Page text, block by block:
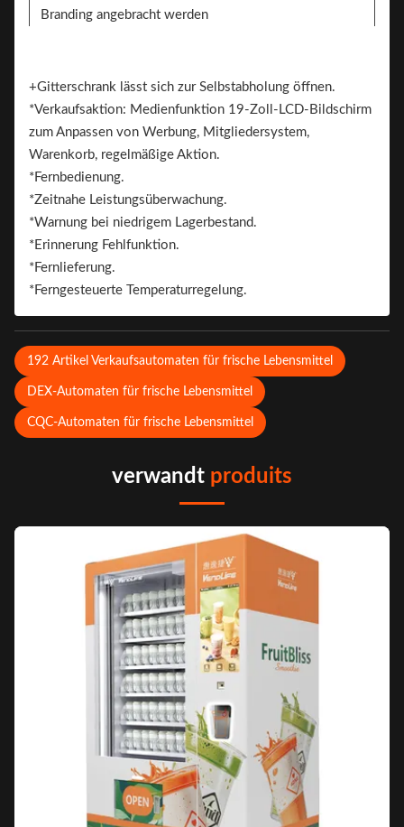
Branding angebracht werden
+Gitterschrank lässt sich zur Selbstabholung öffnen.
*Verkaufsaktion: Medienfunktion 19-Zoll-LCD-Bildschirm
zum Anpassen von Werbung, Mitgliedersystem,
Warenkorb, regelmäßige Aktion.
*Fernbedienung.
*Zeitnahe Leistungsüberwachung.
*Warnung bei niedrigem Lagerbestand.
*Erinnerung Fehlfunktion.
*Fernlieferung.
*Ferngesteuerte Temperaturregelung.
192 Artikel Verkaufsautomaten für frische Lebensmittel
DEX-Automaten für frische Lebensmittel
CQC-Automaten für frische Lebensmittel
verwandt produits